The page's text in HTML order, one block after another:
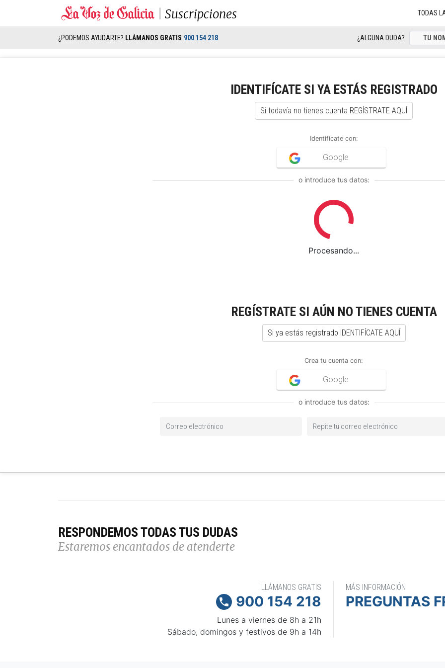
Suscripciones TODAS
¿PODEMOS AYUDARTE? LLÁMANOS GRATIS 900 154 218 ¿ALGUNA DUDA?
IDENTIFÍCATE SI YA ESTÁS REGISTRADO
Si todavía no tienes cuenta REGÍSTRATE AQUÍ
Identifícate con:
Google
o introduce tus datos:
Procesando...
REGÍSTRATE SI AÚN NO TIENES CUENTA
Si ya estás registrado IDENTIFÍCATE AQUÍ
Crea tu cuenta con:
Google
o introduce tus datos:
RESPONDEMOS TODAS TUS DUDAS
Estaremos encantados de atenderte
LLÁMANOS GRATIS
 900 154 218
Lunes a viernes de 8h a 21h
Sábado, domingos y festivos de 9h a 14h
MÁS INFORMACIÓN
PREGUNTAS